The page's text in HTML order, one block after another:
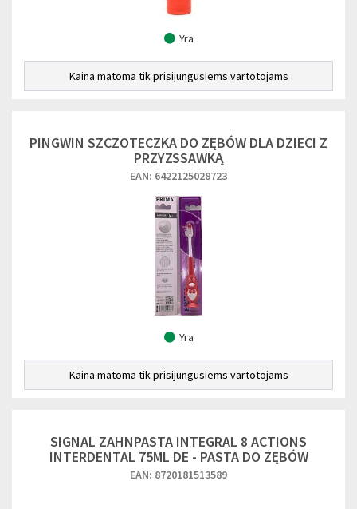
Yra
Kaina matoma tik prisijungusiems vartotojams
PINGWIN SZCZOTECZKA DO ZĘBÓW DLA DZIECI Z
PRZYZSSAWKĄ
EAN: 6422125028723
Yra
Kaina matoma tik prisijungusiems vartotojams
SIGNAL ZAHNPASTA INTEGRAL 8 ACTIONS
INTERDENTAL 75ML DE - PASTA DO ZĘBÓW
EAN: 8720181513589